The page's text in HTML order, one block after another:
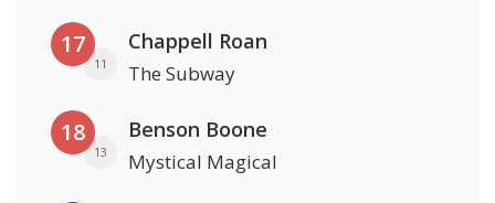
17
11
Chappell Roan
The Subway
18
13
Benson Boone
Mystical Magical